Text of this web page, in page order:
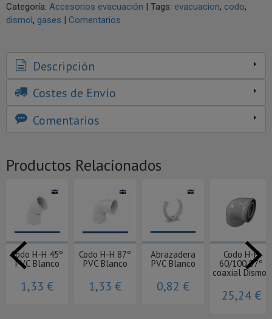
Categoría: Accesorios evacuación | Tags: evacuacion codo
dismol gases | Comentarios
Descripción
Costes de Envío
Comentarios
Productos Relacionados
Codo H-H 45º
PVC Blanco
1,33 €
Codo H-H 87º
PVC Blanco
1,33 €
Abrazadera
PVC Blanco
0,82 €
Codo H-H
60/100 87º
coaxial Dismol
25,24 €